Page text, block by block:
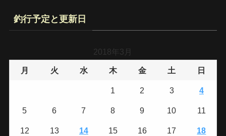
釣行予定と更新日
2018年3月
月 火 水 木 金 土 日
1 2 3 4
5 6 7 8 9 10 11
12 13 14 15 16 17 18